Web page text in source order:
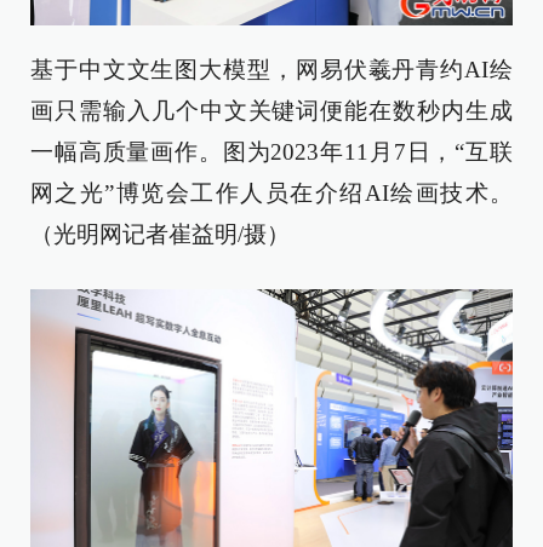
基于中文文生图大模型，网易伏羲丹青约AI绘
画只需输入几个中文关键词便能在数秒内生成
一幅高质量画作。图为2023年11月7日，“互联
网之光”博览会工作人员在介绍AI绘画技术。
（光明网记者崔益明/摄）